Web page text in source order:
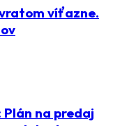
víťazne.
na predaj